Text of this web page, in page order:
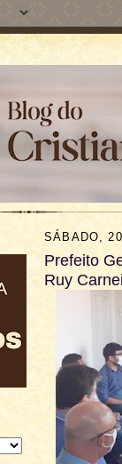
SÁBADO,
Prefeito
Ruy